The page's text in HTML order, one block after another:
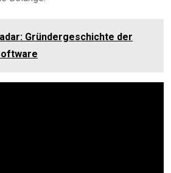
Gründergeschichte der